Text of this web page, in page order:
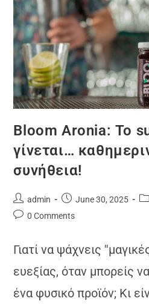
Bloom Aronia: Το
γίνεται…
συνήθεια!
admin June 30, 2025
0 Comments
Γιατί να ψάχνεις
ευεξίας, όταν μπορείς
ένα φυσικό προϊόν; Κι